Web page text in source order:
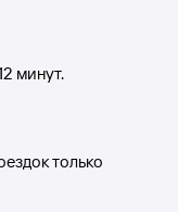
минут.
только